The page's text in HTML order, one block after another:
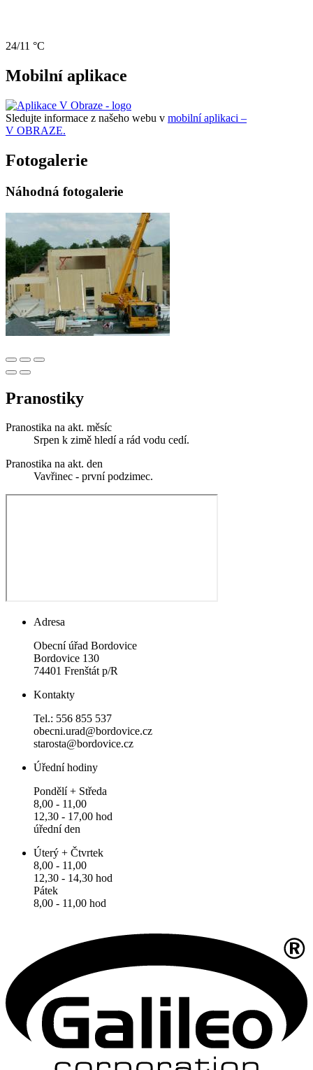
24/11 °C
Mobilní aplikace
Sledujte informace z našeho webu v mobilní aplikaci –
V OBRAZE.
Fotogalerie
Náhodná fotogalerie
Pranostiky
Pranostika na akt. měsíc
Srpen k zimě hledí a rád vodu cedí.
Pranostika na akt. den
Vavřinec - první podzimec.
Adresa
Obecní úřad Bordovice
Bordovice 130
74401 Frenštát p/R
Kontakty
Tel.: 556 855 537
obecni.urad@bordovice.cz
starosta@bordovice.cz
Úřední hodiny
Pondělí + Středa
8,00 - 11,00
12,30 - 17,00 hod
úřední den
Úterý + Čtvrtek
8,00 - 11,00
12,30 - 14,30 hod
Pátek
8,00 - 11,00 hod